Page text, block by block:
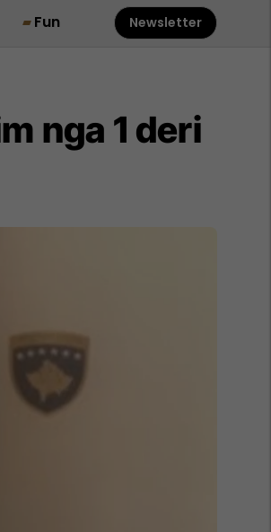
Fun Newsletter
nga 1 deri